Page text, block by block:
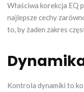
Właściwa korekcja EQ
najlepsze cechy
to, by żaden zakres
Kontrola dynamiki to